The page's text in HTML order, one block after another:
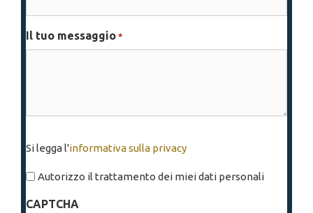
Il tuo messaggio *
legga
l'informativa
privacy
Si legga l'informativa sulla privacy
Autorizzo il trattamento dei miei dati personali
CAPTCHA